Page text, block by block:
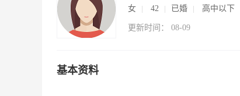
女 42 已婚 高中以下
更新时间： 08-09
基本资料